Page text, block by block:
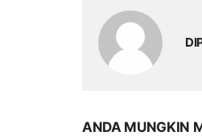
ANDA MUNGKIN